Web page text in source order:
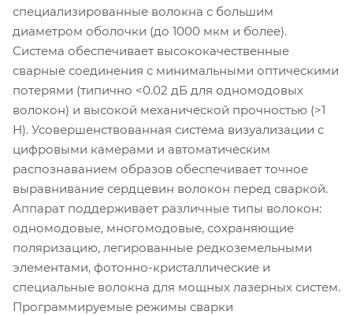
специализированные волокна с большим
диаметром оболочки (до 1000 мкм и более).
Система обеспечивает высококачественные
сварные соединения с минимальными оптическими
потерями (типично <0.02 дБ для одномодовых
волокон) и высокой механической прочностью (>1
Н). Усовершенствованная система визуализации с
цифровыми камерами и автоматическим
распознаванием образов обеспечивает точное
выравнивание сердцевин волокон перед сваркой.
Аппарат поддерживает различные типы волокон:
одномодовые, многомодовые, сохраняющие
поляризацию, легированные редкоземельными
элементами, фотонно-кристаллические и
специальные волокна для мощных лазерных систем.
Программируемые режимы сварки